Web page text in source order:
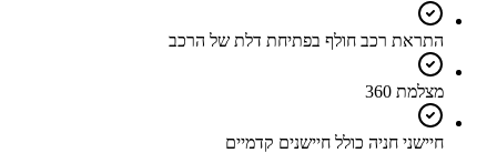
התראת רכב חולף בפתיחת דלת של הרכב
מצלמת 360
חיישני חניה כולל חיישנים קדמיים